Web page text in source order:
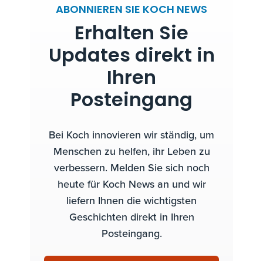
ABONNIEREN SIE KOCH NEWS
Erhalten Sie
Updates direkt in
Ihren
Posteingang
Bei Koch innovieren wir ständig, um
Menschen zu helfen, ihr Leben zu
verbessern. Melden Sie sich noch
heute für Koch News an und wir
liefern Ihnen die wichtigsten
Geschichten direkt in Ihren
Posteingang.